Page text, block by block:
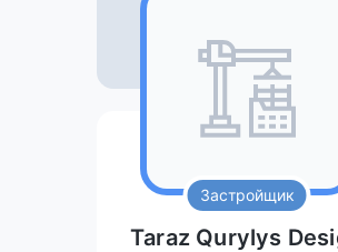
Застройщик
Taraz Qurylys